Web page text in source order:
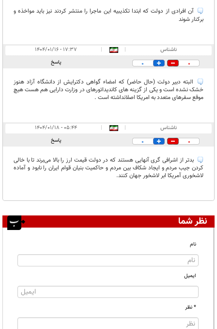
آن افرادی از دولت که ابتدا تکذیبیه این ماجرا را منتشر کردند نیز باید مواخذه و
برکنار شوند
ناشناس |
|
۱۷:۳۷ - ۱۴۰۴/۰۱/۱۶
0
0 پاسخ
البته دبیر دولت (حال حاضر) که امضاء گواهی دکترایش از دانشگاه آزاد هنوز
خشک نشده است و یکی از گزینه های کاندیداتورهای در وزارت دارایی هم هست هیچ
موقع سفرهای متعدد به امریکا اصلانداشته است .
ناشناس |
|
۰۵:۴۴ - ۱۴۰۴/۰۱/۱۸
0
0 پاسخ
بدتر از اشرافی گری آنهایی هستند که در دولت قیمت ارز را بالا می‌برند تا با خالی
کردن جیب مردم و ایجاد شکاف بین مردم و حاکمیت بنیان قوام ایران را نابود و آماده
لاشخوری آمریکا ابر لاشخور جهان کنند.
نظر شما
نام
ایمیل
* نظر